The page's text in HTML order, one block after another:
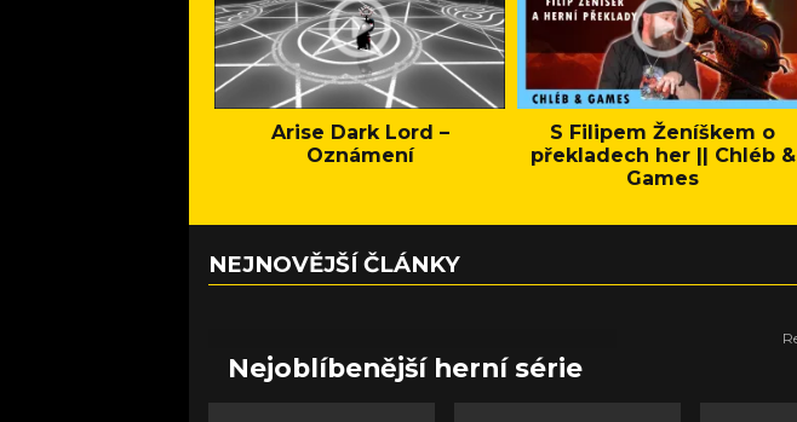
Arise Dark Lord –
Oznámení
S Filipem Ženíškem o
překladech her || Chléb &
Games
NEJNOVĚJŠÍ ČLÁNKY
Nejoblíbenější herní série